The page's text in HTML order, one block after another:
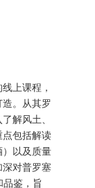
上课程，
。从其罗
解风土、
点包括解读
）以及质量
深对普罗塞
品鉴，旨